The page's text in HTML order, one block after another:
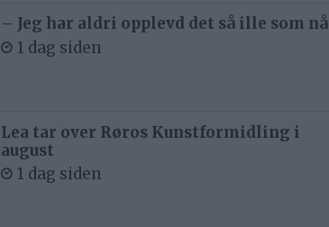
– Jeg har aldri opplevd det så ille som nå
1 dag siden
Lea tar over Røros Kunstformidling i
august
1 dag siden